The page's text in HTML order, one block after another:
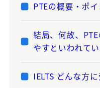
PTEの概要・ポ
結局、何故、
やすといわれて
IELTS どんな方